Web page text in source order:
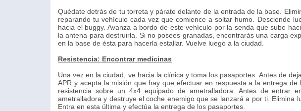
Quédate detrás de tu torreta y párate delante de la entrada de la base.
reparando tu vehículo cada vez que comience a soltar humo. Desciende
hacia el buggy. Avanza a bordo de este vehículo por la senda que sube
la antena para destruirla. Si no posees granadas, encontrarás una carga
en la base de ésta para hacerla estallar. Vuelve luego a la ciudad.
Resistencia: Encontrar medicinas
Una vez en la ciudad, ve hacia la clínica y toma los pasaportes. Antes de
APR y acepta la misión que hay que efectuar en respuesta a la entrega
resistencia sobre un 4x4 equipado de ametralladora. Antes de entrar
ametralladora y destruye el coche enemigo que se lanzará a por ti. Elimina
Entra en esta última y efectúa la entrega de los pasaportes.